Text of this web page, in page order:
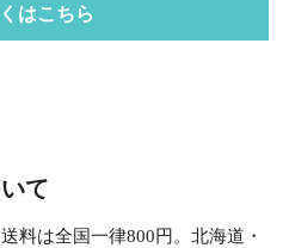
はこちら
て
料は全国一律800円。北海道・